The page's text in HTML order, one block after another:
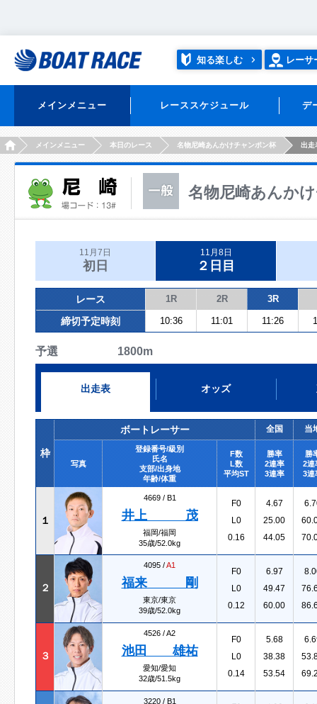
知る楽しむ レーサ
メインメニュー レーススケジュール デ
HOMEメインメニュー 本日のレース 名物尼崎あんかけチャンポン杯 出走
名物尼崎あんか
11月7日
初日
11月8日
２日目
レース 1R 2R 3R
締切予定時刻 10:36 11:01 11:26
予選 1800m
出走表 オッズ
枠
ボートレーサー 全国 当
写真
登録番号/級別
氏名
支部/出身地
年齢/体重
F数
L数
平均ST
勝率
2連率
3連率
勝
2連
3連
１
4669 / B1
井上 茂
福岡/福岡
35歳/52.0kg
F0
L0
0.16
4.67
25.00
44.05
２
4095 /A1
福来 剛
東京/東京
39歳/52.0kg
F0
L0
0.12
6.97
49.47
60.00
３
4526 /A2
池田 雄祐
愛知/愛知
32歳/51.5kg
F0
L0
0.14
5.68
38.38
53.54
3220 / B1